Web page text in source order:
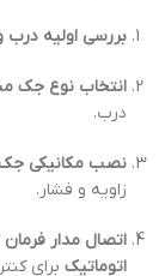
بررسی اولیه
انتخاب نوع جک
درب.
نصب مکانیکی
زاویه و فشار.
اتصال مدار
اتوماتیک برای